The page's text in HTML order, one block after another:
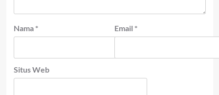
Nama * Email *
Situs Web